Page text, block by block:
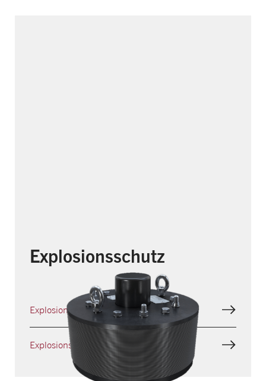
Explosionsschutz
Explosionsschutz für Triebwerke
Explosionsschutz für Abgassysteme